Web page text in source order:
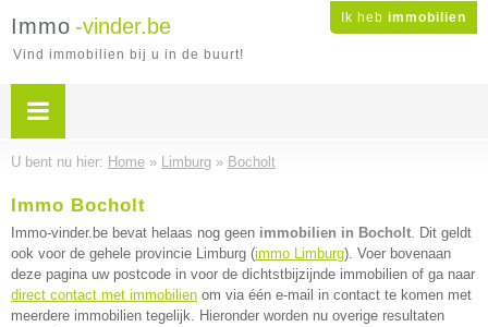
Ik heb immobilien
Immo -vinder.be
Vind immobilien bij u in de buurt!
U bent nu hier: Home » Limburg » Bocholt
Immo Bocholt
Immo-vinder.be bevat helaas nog geen immobilien in Bocholt. Dit geldt
ook voor de gehele provincie Limburg (immo Limburg). Voer bovenaan
deze pagina uw postcode in voor de dichtstbijzijnde immobilien of ga naar
direct contact met immobilien om via één e-mail in contact te komen met
meerdere immobilien tegelijk. Hieronder worden nu overige resultaten